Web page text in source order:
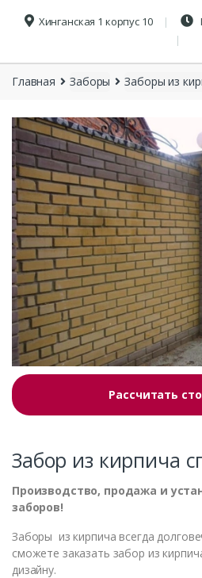
Хинганская 1 корпус 10
Главная Заборы Заборы из
Рассчитать
Забор из кирпича
Производство, продажа и
заборов!
Заборы из кирпича всегда
сможете заказать забор из
дизайну.